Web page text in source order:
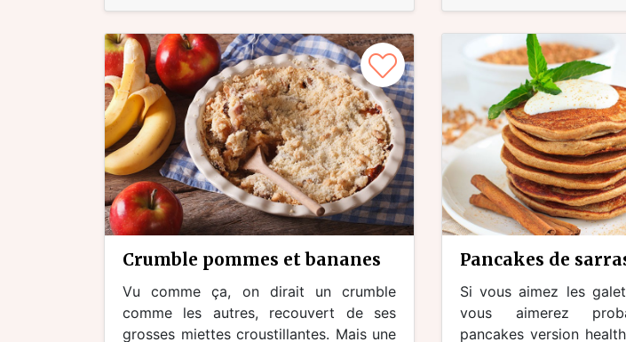
crumble pommes et bananes
Vu comme ça, on dirait un crumble
comme les autres, recouvert de ses
grosses miettes croustillantes. Mais une
pancakes de
Si vous aimez les
vous aimerez
pancakes version